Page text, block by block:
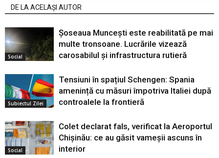
DE LA ACELAȘI AUTOR
Social
Șoseaua Muncești este reabilitată pe mai
multe tronsoane. Lucrările vizează
carosabilul și infrastructura rutieră
Subiectul Zilei
Tensiuni în spațiul Schengen: Spania
amenință cu măsuri împotriva Italiei după
controalele la frontieră
Social
Colet declarat fals, verificat la Aeroportul
Chișinău: ce au găsit vameșii ascuns în
interior